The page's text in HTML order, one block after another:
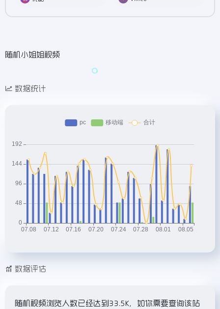
随机小姐姐视频
数据统计
数据评估
随机视频浏览人数已经达到33.5K，如你需要查询该站